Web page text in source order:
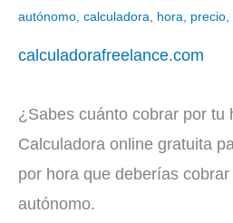
autónomo calculadora hora precio
calculadorafreelance.com
¿Sabes cuánto cobrar por tu
Calculadora online gratuita
por hora que deberías
autónomo.